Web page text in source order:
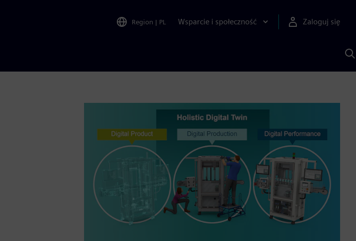
Region | PL Wsparcie i społeczność Zaloguj się